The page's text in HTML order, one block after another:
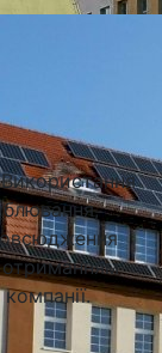
отриманням